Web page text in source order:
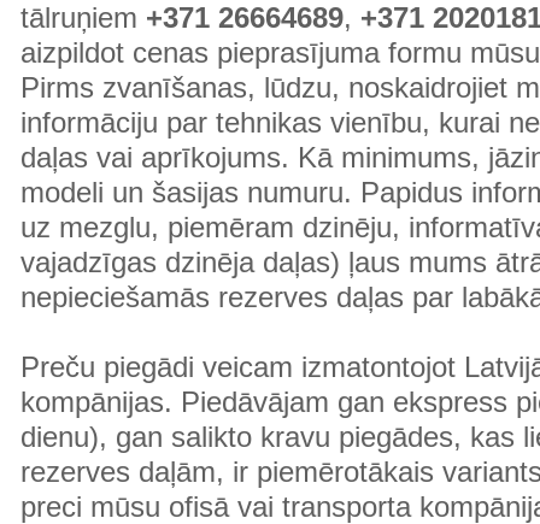
tālruņiem +371 26664689, +371
aizpildot cenas pieprasījuma formu
Pirms zvanīšanas, lūdzu, noskaidrojiet
informāciju par tehnikas vienību, kurai
daļas vai aprīkojums. Kā minimums,
modeli un šasijas numuru. Papidus
uz mezglu, piemēram dzinēju,
vajadzīgas dzinēja daļas) ļaus mums
nepieciešamās rezerves daļas par
Preču piegādi veicam izmatontojot
kompānijas. Piedāvājam gan ekspress
dienu), gan salikto kravu piegādes, kas
rezerves daļām, ir piemērotākais
preci mūsu ofisā vai transporta